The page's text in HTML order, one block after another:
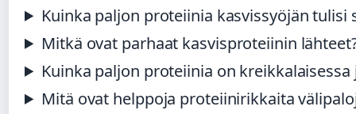
Kuinka paljon proteiinia kasvissyöjän tulisi
Mitkä ovat parhaat kasvisproteiinin
Kuinka paljon proteiinia on kreikkalaisessa
Mitä ovat helppoja proteiinirikkaita